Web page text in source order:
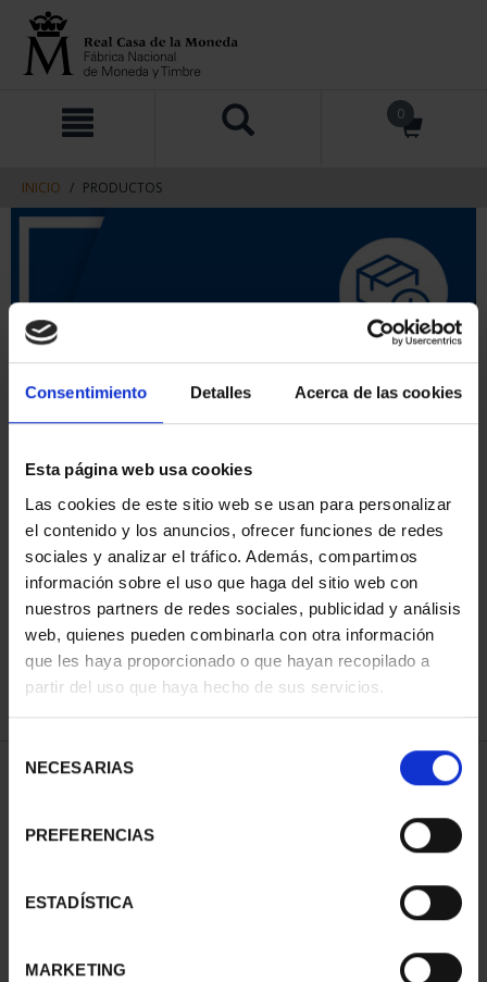
Consentimiento Detalles Acerca de las cookies
Esta página web usa cookies
Las cookies de este sitio web se usan para personalizar
el contenido y los anuncios, ofrecer funciones de redes
sociales y analizar el tráfico. Además, compartimos
información sobre el uso que haga del sitio web con
nuestros partners de redes sociales, publicidad y análisis
web, quienes pueden combinarla con otra información
que les haya proporcionado o que hayan recopilado a
partir del uso que haya hecho de sus servicios.
NECESARIAS
PREFERENCIAS
ESTADÍSTICA
MARKETING
contenido
navegacin
0
INICIO PRODUCTOS
ORDENAR POR:
REFINAR
1 Productos encontrados